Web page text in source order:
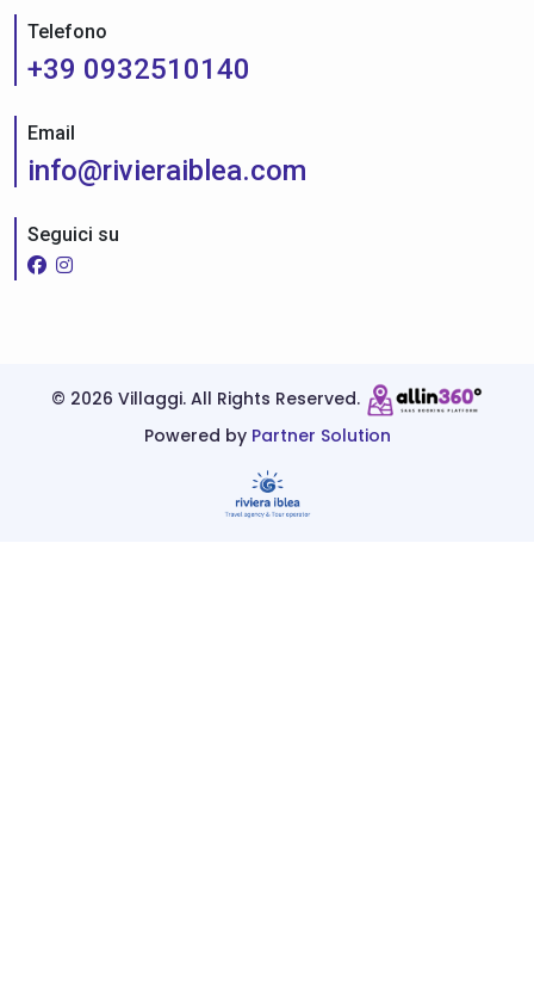
Telefono
+39 0932510140
Email
info@rivieraiblea.com
Seguici su
© 2026 Villaggi. All Rights Reserved.
Powered by Partner Solution